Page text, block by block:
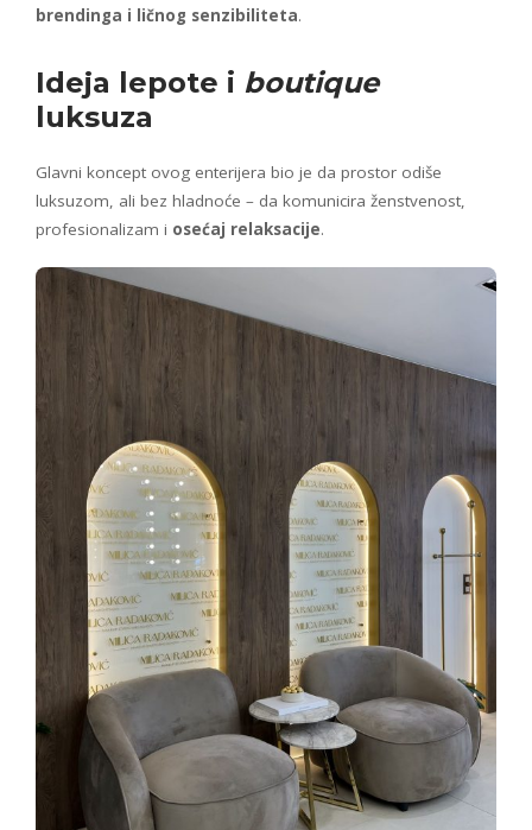
brendinga i ličnog senzibiliteta.
Ideja lepote i boutique
luksuza
Glavni koncept ovog enterijera bio je da prostor odiše
luksuzom, ali bez hladnoće – da komunicira ženstvenost,
profesionalizam i osećaj relaksacije.